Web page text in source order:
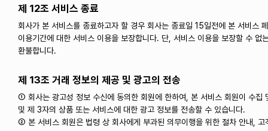
제 12조 서비스 종료
회사가 본 서비스를 종료하고자 할 경우 회사는 종료일 15일전에 본 서비스
이용기간에 대한 서비스 이용을 보장합니다. 단, 서비스 이용을 보장할 수
환불합니다.
제 13조 거래 정보의 제공 및 광고의 전송
① 회사는 광고성 정보 수신에 동의한 회원에 한하여, 본 서비스 회원이 수
및 제 3자의 상품 또는 서비스에 대한 광고 정보를 전송할 수 있습니다.
② 본 서비스 회원은 법령 상 회사에게 부과된 의무이행을 위한 절차 안내,